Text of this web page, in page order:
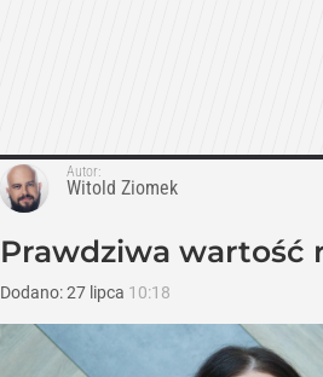
Autor:
Witold Ziomek
Prawdziwa wartość
Dodano:27 lipca 10:18